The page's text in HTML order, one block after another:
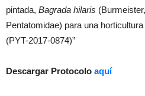
pintada, Bagrada hilaris
Pentatomidae) para una
(PYT-2017-0874)”
Descargar Protocolo aquí